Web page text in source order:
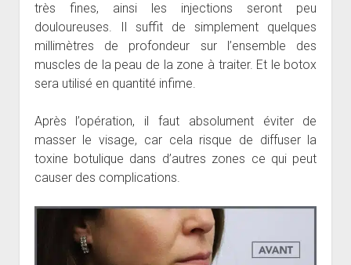
très fines, ainsi les injections seront peu
douloureuses. Il suffit de simplement quelques
millimètres de profondeur sur l’ensemble des
muscles de la peau de la zone à traiter. Et le botox
sera utilisé en quantité infime.
Après l’opération, il faut absolument éviter de
masser le visage, car cela risque de diffuser la
toxine botulique dans d’autres zones ce qui peut
causer des complications.